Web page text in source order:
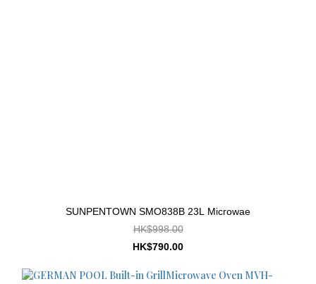
SUNPENTOWN SMO838B 23L Microwae
HK$998.00
HK$790.00